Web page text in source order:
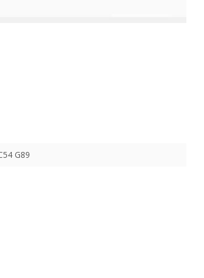
G89